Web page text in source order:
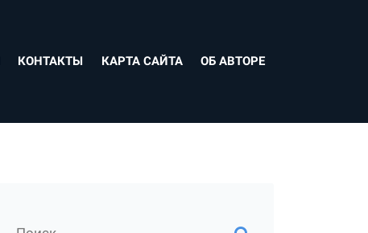
КОНТАКТЫ КАРТА САЙТА ОБ АВТОРЕ